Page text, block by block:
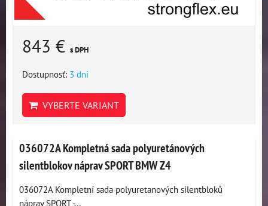
843 € s DPH
Dostupnosť: 3 dni
VYBERTE VARIANT
036072A Kompletná sada polyuretánových
silentblokov náprav SPORT BMW Z4
036072A Kompletní sada polyuretanových silentbloků
náprav SPORT -...